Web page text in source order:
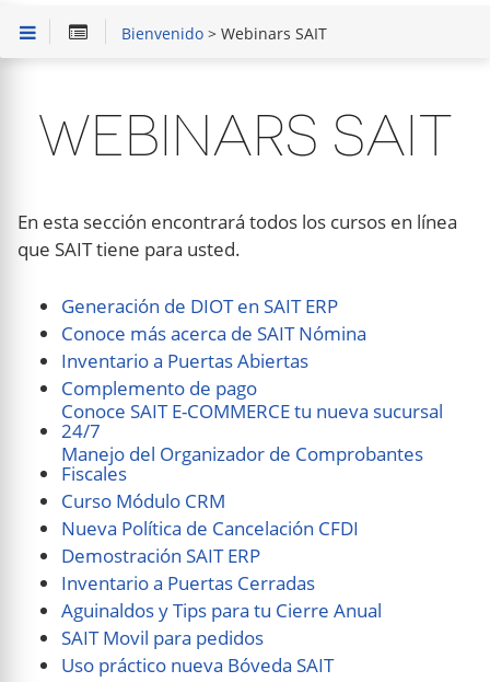
Bienvenido> Webinars SAIT
WEBINARS SAIT
En esta sección encontrará todos los cursos en línea
que SAIT tiene para usted.
Generación de DIOT en SAIT ERP
Conoce más acerca de SAIT Nómina
Inventario a Puertas Abiertas
Complemento de pago
Conoce SAIT E-COMMERCE tu nueva sucursal
24/7
Manejo del Organizador de Comprobantes
Fiscales
Curso Módulo CRM
Nueva Política de Cancelación CFDI
Demostración SAIT ERP
Inventario a Puertas Cerradas
Aguinaldos y Tips para tu Cierre Anual
SAIT Movil para pedidos
Uso práctico nueva Bóveda SAIT